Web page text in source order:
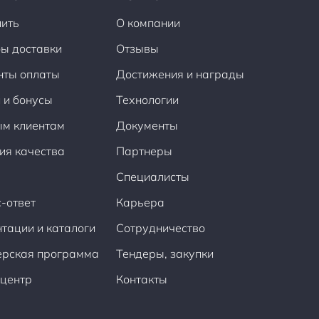
доставки
оплаты
и бонусы
клиентам
качества
ответ
и каталоги
программа
О компании
Отзывы
Достижения и награды
Технологии
Документы
Партнеры
Специалисты
Карьера
Сотрудничество
Тендеры, закупки
Контакты